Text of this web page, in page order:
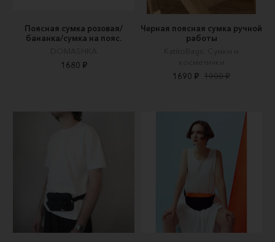
Поясная сумка розовая/
бананка/сумка на пояс.
DOMASHKA
1680 ₽
Черная поясная сумка ручной
работы
KatitoBags. Сумки и
косметички
1690 ₽ 1900 ₽